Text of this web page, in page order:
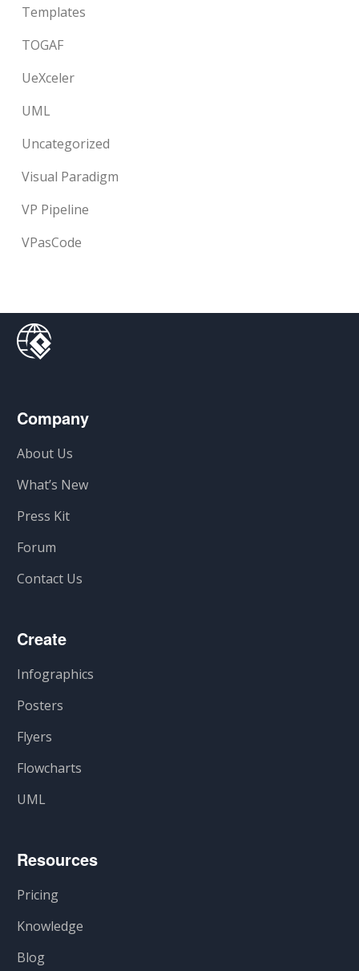
Templates
TOGAF
UeXceler
UML
Uncategorized
Visual Paradigm
VP Pipeline
VPasCode
Company
About Us
What’s New
Press Kit
Forum
Contact Us
Create
Infographics
Posters
Flyers
Flowcharts
UML
Resources
Pricing
Knowledge
Blog